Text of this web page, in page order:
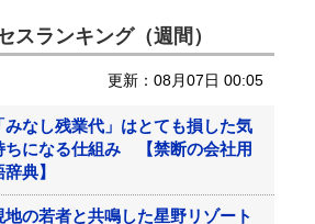
スランキング（週間）
更新：08月07日 00:05
みなし残業代」はとても損した気
ちになる仕組み 【禁断の会社用
辞典】
地の若者と共鳴した星野リゾート